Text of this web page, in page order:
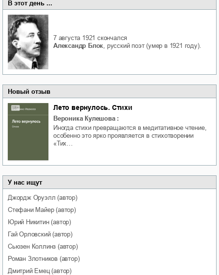
В этот день ...
7 августа 1921 скончался
Александр Блок , русский поэт (умер в 1921 году).
Новый отзыв
Лето вернулось. Стихи
Вероника Кулешова :
Иногда стихи превращаются в медитативное чтение,
особенно это ярко проявляется в стихотворении
«Тих…
У нас ищут
Джордж Оруэлл (автор)
Стефани Майер(автор)
Юрий Никитин(автор)
Гай Орловский(автор)
Сьюзен Коллинз (автор)
Роман Злотников (автор)
Дмитрий Емец(автор)